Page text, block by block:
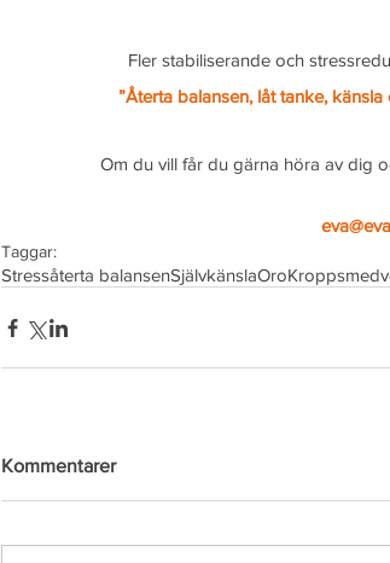
Fler stabiliserande och
”Återta balansen, låt tanke,
Om du vill får du gärna höra av dig
Taggar:
Stressåterta balansenSjälvkänslaOro
Kommentarer